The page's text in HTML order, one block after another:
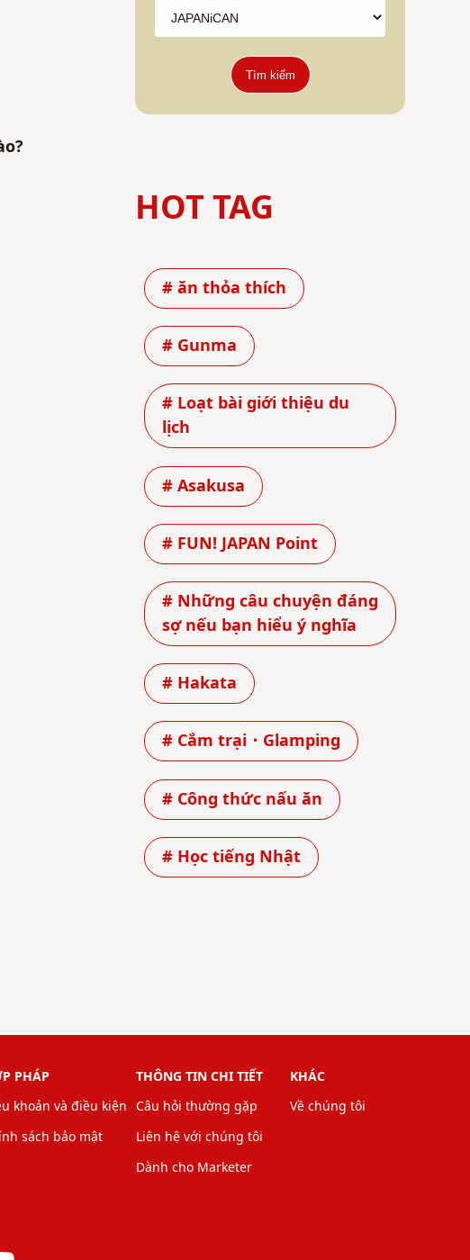
Tìm kiếm
HOT TAG
# ăn thỏa thích
# Gunma
# Loạt bài giới thiệu du
lịch
# Asakusa
# FUN! JAPAN Point
# Những câu chuyện đáng
sợ nếu bạn hiểu ý nghĩa
# Hakata
# Cắm trại・Glamping
# Công thức nấu ăn
# Học tiếng Nhật
PHÁP
khoản và điều kiện
sách bảo mật
THÔNG TIN CHI TIẾT
Câu hỏi thường gặp
Liên hệ với chúng tôi
Dành cho Marketer
KHÁC
Về chúng tôi